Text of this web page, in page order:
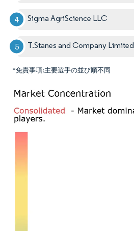
Sigma AgriScience LLC
T.Stanes and Company Limited
*免責事項:主要選手の並び順不同